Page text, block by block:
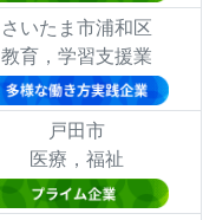
さいたま市浦和区
教育，学習支援業
戸田市
医療，福祉